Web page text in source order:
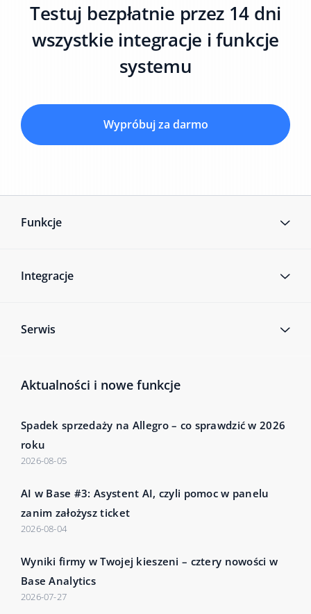
Testuj bezpłatnie przez 14 dni
wszystkie integracje i funkcje
systemu
Wypróbuj za darmo
Funkcje
Integracje
Serwis
Aktualności i nowe funkcje
Spadek sprzedaży na Allegro – co sprawdzić w 2026
roku
2026-08-05
AI w Base #3: Asystent AI, czyli pomoc w panelu
zanim założysz ticket
2026-08-04
Wyniki firmy w Twojej kieszeni – cztery nowości w
Base Analytics
2026-07-27